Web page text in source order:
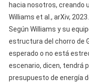
hacia nosotros, creando
Williams et al., arXiv, 2023.
Según Williams y su
estructura del chorro de
esperado o no está
escenario, dicen, tendrá
presupuesto de energía